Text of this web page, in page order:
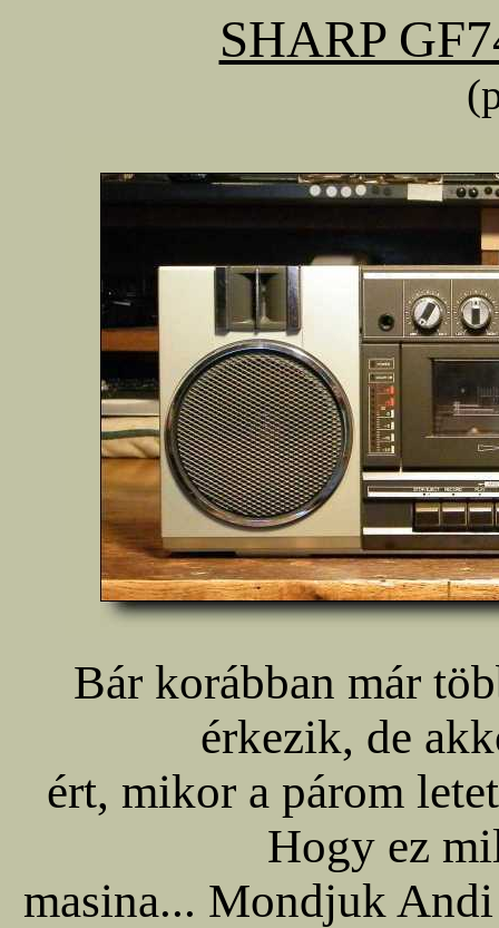
SHARP
Bár korábban már
érkezik, de
ért, mikor a párom
Hogy ez
masina... Mondjuk